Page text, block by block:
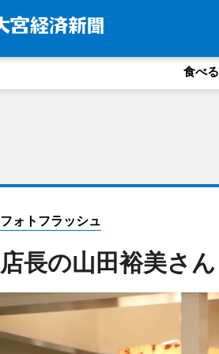
食べる
フォトフラッシュ
店長の山田裕美さん